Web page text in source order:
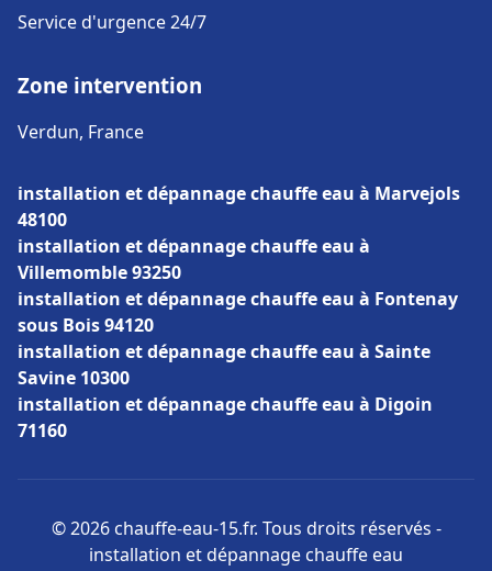
Service d'urgence 24/7
Zone intervention
Verdun, France
installation et dépannage chauffe eau à Marvejols
48100
installation et dépannage chauffe eau à
Villemomble 93250
installation et dépannage chauffe eau à Fontenay
sous Bois 94120
installation et dépannage chauffe eau à Sainte
Savine 10300
installation et dépannage chauffe eau à Digoin
71160
© 2026 chauffe-eau-15.fr. Tous droits réservés -
installation et dépannage chauffe eau